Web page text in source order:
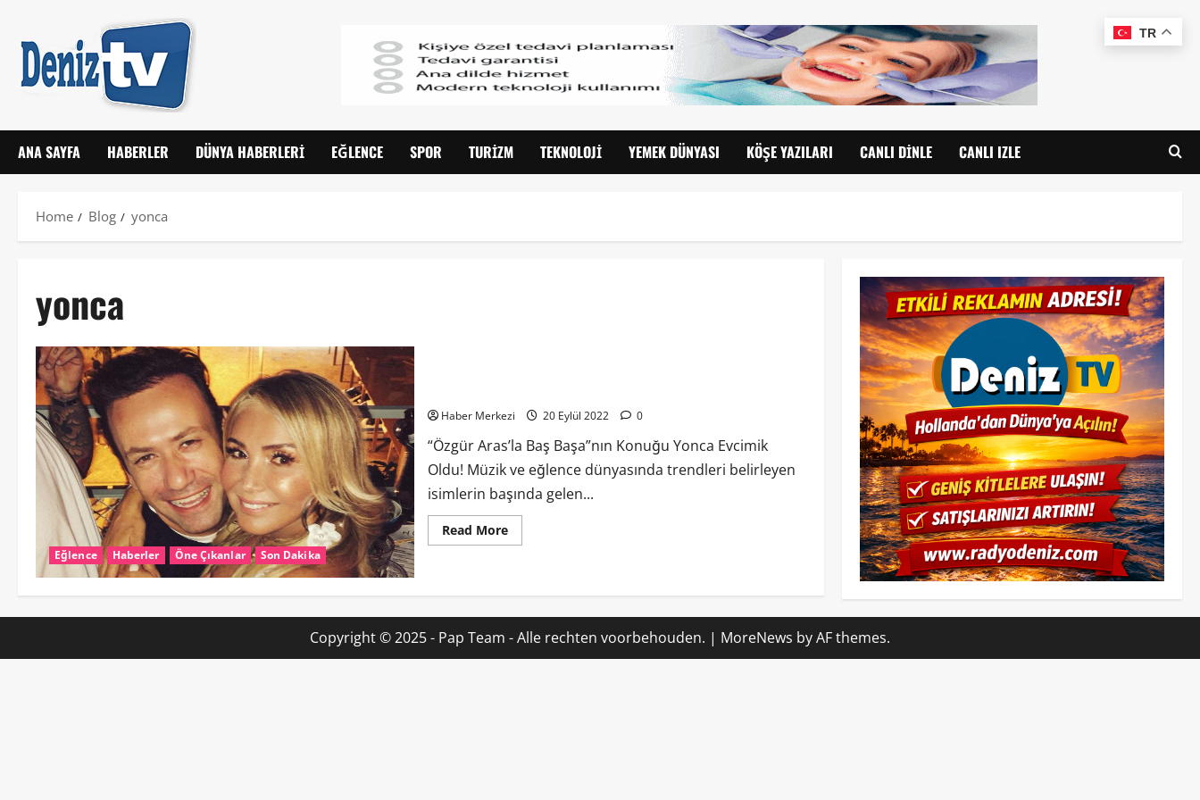
ANA SAYFA HABERLER DÜNYA HABERLERI EĞLENCE SPOR TURIZM TEKNOLOJI YEMEK DÜNYASI KÖŞE YAZILARI CANLI DINLE CANLI IZLE
Home Blog yonca
yonca
Eğlence Haberler Öne Çıkanlar Son Dakika
Haber Merkezi 20 Eylül 2022 0
“Özgür Aras’la Baş Başa”nın Konuğu Yonca Evcimik
Oldu! Müzik ve eğlence dünyasında trendleri belirleyen
isimlerin başında gelen...
Read More
Copyright © 2025 - Pap Team - Alle rechten voorbehouden. | MoreNews by AF themes.
TR